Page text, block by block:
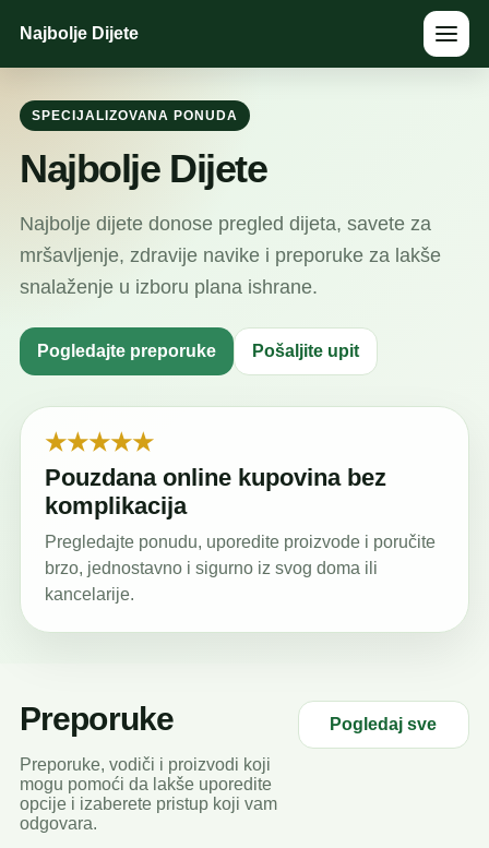
Najbolje Dijete
SPECIJALIZOVANA PONUDA
Najbolje Dijete
Najbolje dijete donose pregled dijeta, savete za
mršavljenje, zdravije navike i preporuke za lakše
snalaženje u izboru plana ishrane.
Pogledajte preporuke Pošaljite upit
★★★★★
Pouzdana online kupovina bez
komplikacija
Pregledajte ponudu, uporedite proizvode i poručite
brzo, jednostavno i sigurno iz svog doma ili
kancelarije.
Preporuke
Preporuke, vodiči i proizvodi koji
mogu pomoći da lakše uporedite
opcije i izaberete pristup koji vam
odgovara.
Pogledaj sve